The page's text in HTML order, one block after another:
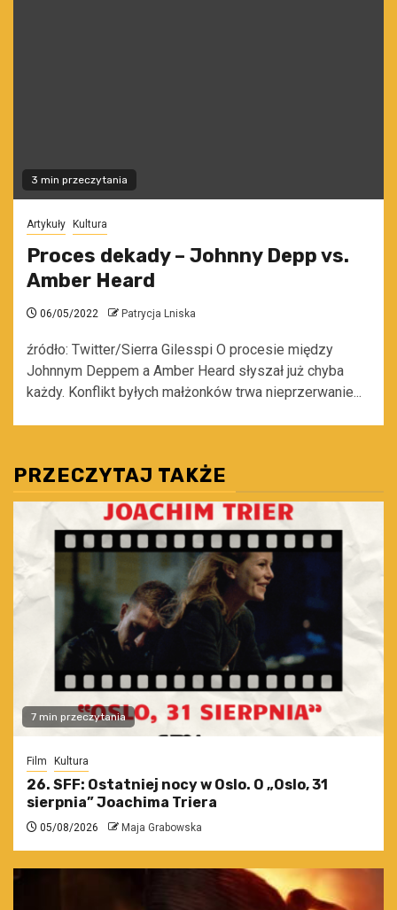
3 min przeczytania
Artykuły Kultura
Proces dekady – Johnny Depp vs.
Amber Heard
06/05/2022 Patrycja Lniska
źródło: Twitter/Sierra Gilesspi O procesie między
Johnnym Deppem a Amber Heard słyszał już chyba
każdy. Konflikt byłych małżonków trwa nieprzerwanie...
PRZECZYTAJ TAKŻE
7 min przeczytania
Film Kultura
26. SFF: Ostatniej nocy w Oslo. O „Oslo, 31
sierpnia” Joachima Triera
05/08/2026 Maja Grabowska